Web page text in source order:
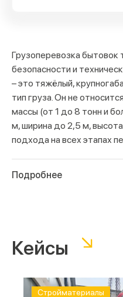
Грузоперевозка
безопасности и
– это тяжёлый,
тип груза. Он не
массы (от 1 до 8 тонн и
м, ширина до 2,5 м,
подхода на всех этапах
Подробнее
бытовку освобождают от
зафиксировать двери и
защитить. Если
Кейсы
Cтройматериалы